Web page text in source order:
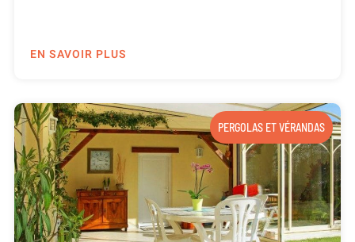
EN SAVOIR PLUS
PERGOLAS ET VÉRANDAS